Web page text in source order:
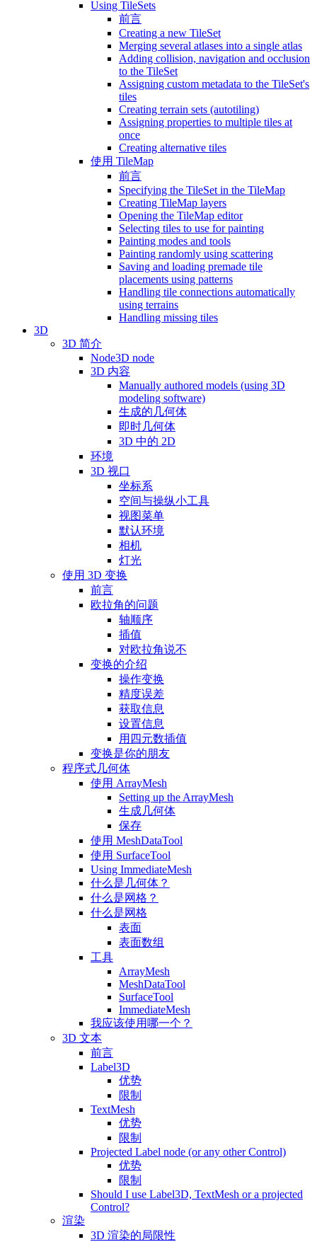
Using TileSets
前言
Creating a new TileSet
Merging several atlases into a single atlas
Adding collision, navigation and occlusion
to the TileSet
Assigning custom metadata to the TileSet's
tiles
Creating terrain sets (autotiling)
Assigning properties to multiple tiles at
once
Creating alternative tiles
使用 TileMap
前言
Specifying the TileSet in the TileMap
Creating TileMap layers
Opening the TileMap editor
Selecting tiles to use for painting
Painting modes and tools
Painting randomly using scattering
Saving and loading premade tile
placements using patterns
Handling tile connections automatically
using terrains
Handling missing tiles
3D
3D 简介
Node3D node
3D 内容
Manually authored models (using 3D
modeling software)
生成的几何体
即时几何体
3D 中的 2D
环境
3D 视口
坐标系
空间与操纵小工具
视图菜单
默认环境
相机
灯光
使用 3D 变换
前言
欧拉角的问题
轴顺序
插值
对欧拉角说不
变换的介绍
操作变换
精度误差
获取信息
设置信息
用四元数插值
变换是你的朋友
程序式几何体
使用 ArrayMesh
Setting up the ArrayMesh
生成几何体
保存
使用 MeshDataTool
使用 SurfaceTool
Using ImmediateMesh
什么是几何体？
什么是网格？
什么是网格
表面
表面数组
工具
ArrayMesh
MeshDataTool
SurfaceTool
ImmediateMesh
我应该使用哪一个？
3D 文本
前言
Label3D
优势
限制
TextMesh
优势
限制
Projected Label node (or any other Control)
优势
限制
Should I use Label3D, TextMesh or a projected
Control?
渲染
3D 渲染的局限性